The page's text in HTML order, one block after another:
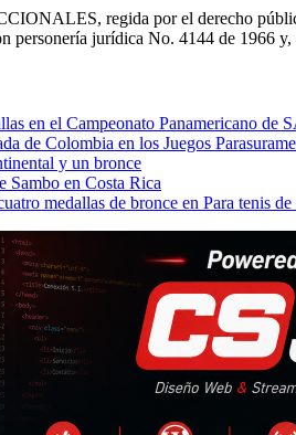
regida por el derecho
jurídica No. 4144 de 1966
en el Campeonato Panamericano de
de Colombia en los Juegos
y un bronce
Sambo en Costa Rica
medallas de bronce en Para tenis de